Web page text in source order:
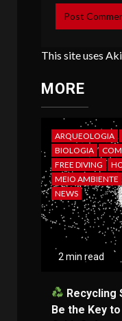
This site uses
MORE
ARQUEOLOGIA
BIOLOGIA
FREE DIVING
MEIO AMBIENTE
NEWS
2 min read
Recycling
Be the Key to